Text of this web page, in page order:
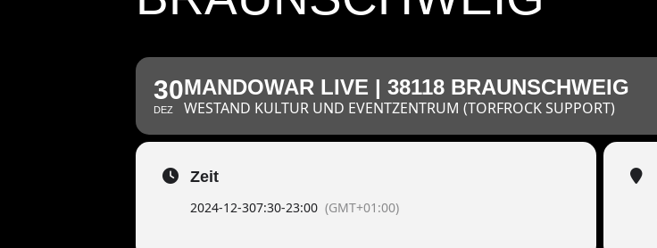
30
DEZ
MANDOWAR LIVE | 38118 BRAUNSCHWEIG
WESTAND KULTUR UND EVENTZENTRUM (TORFROCK SUPPORT)
Zeit
2024-12-307:30-23:00 (GMT+01:00)